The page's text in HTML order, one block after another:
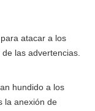
atacar a los
las advertencias.
hundido a los
la anexión de